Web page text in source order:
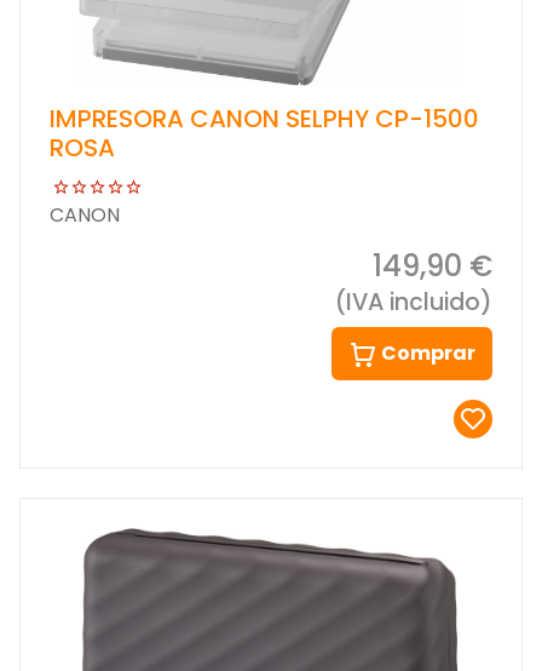
IMPRESORA CANON SELPHY CP-1500
ROSA
CANON
149,90 €
(IVA incluido)
Comprar